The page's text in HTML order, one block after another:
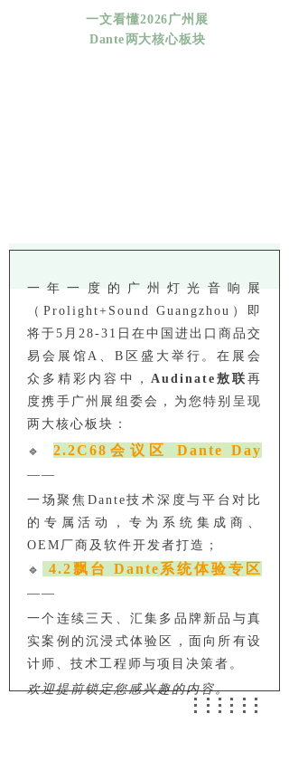
一文看懂2026广州展
Dante两大核心板块
一年一度的广州灯光音响展
（Prolight+Sound Guangzhou）即
将于5月28-31日在中国进出口商品交
易会展馆A、B区盛大举行。在展会
众多精彩内容中， Audinate敖联再
度携手广州展组委会，为您特别呈现
两大核心板块：
🔹 2.2C68会议区 Dante Day
——
一场聚焦Dante技术深度与平台对比
的专属活动，专为系统集成商、
OEM厂商及软件开发者打造；
🔹
4.2飘台 Dante系统体验专区
——
一个连续三天、汇集多品牌新品与真
实案例的沉浸式体验区，面向所有设
计师、技术工程师与项目决策者。
欢迎提前锁定您感兴趣的内容。